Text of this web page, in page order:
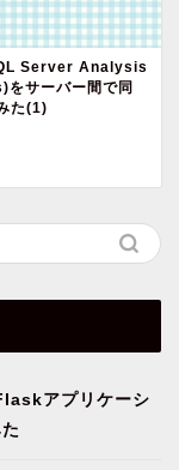
Server Analysis
サーバー間で同
た(1)
アプリケーシ